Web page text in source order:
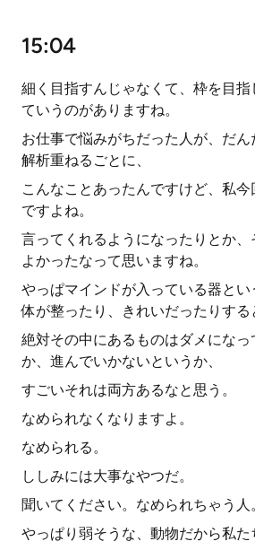
15:04
細く目指すんじゃなくて、枠を目
ていうのがありますね。
お仕事で悩みがちだった人が、だ
解析重ねるごとに、
こんなことあったんですけど、私
ですよね。
言ってくれるようになったりとか、
よかったなって思いますね。
やっぱマインドが入っている器と
体が整ったり、きれいだったりする
絶対その中にあるものはダメになっ
か、進んでいかないというか、
すごいそれは両方あるなと思う。
なめられなくなりますよ。
なめられる。
ししみには大事なやつだ。
聞いてください。なめられちゃう人
やっぱり弱そうな、動物だから私た